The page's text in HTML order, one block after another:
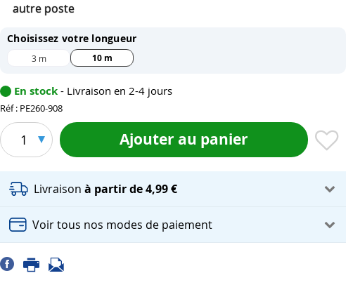
autre poste
Choisissez votre longueur
3 m 10 m
En stock - Livraison en 2-4 jours
Réf : PE260-908
1 Ajouter au panier
Livraisonà partir de 4,99 €
Voir tous nos modes de paiement